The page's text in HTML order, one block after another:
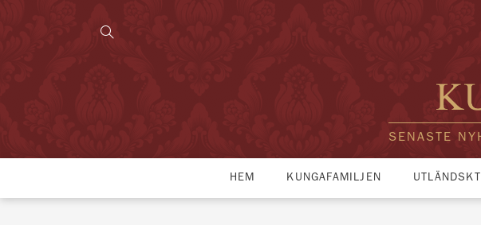
SENASTE
HEM KUNGAFAMILJEN UTLÄNDSKT